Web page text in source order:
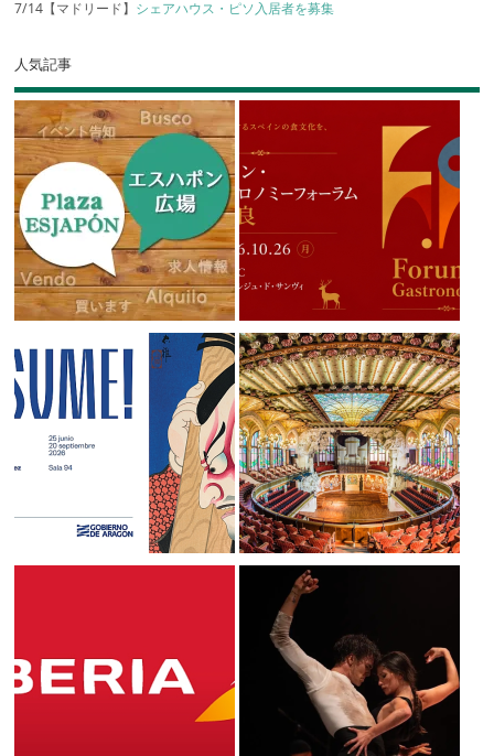
7/14【マドリード】 シェアハウス・ピソ入居者を募集
人気記事